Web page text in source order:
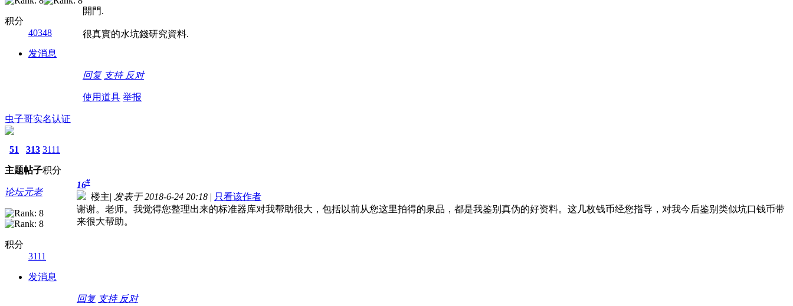
积分
40348
发消息
開門.
很真實的水坑錢研究資料.
回复 支持 反对
使用道具 举报
虫子哥实名认证
51
主题
313
帖子
3111
积分
论坛元老
积分
3111
发消息
16#
楼主| 发表于 2018-6-24 20:18 | 只看该作者
谢谢。老师。我觉得您整理出来的标准器库对我帮助很大，包括以前从您这里拍得的泉品，都是我鉴别真伪的好资料。这几枚钱币经您指导，对我今后鉴别类似坑口钱币带
来很大帮助。
回复 支持 反对